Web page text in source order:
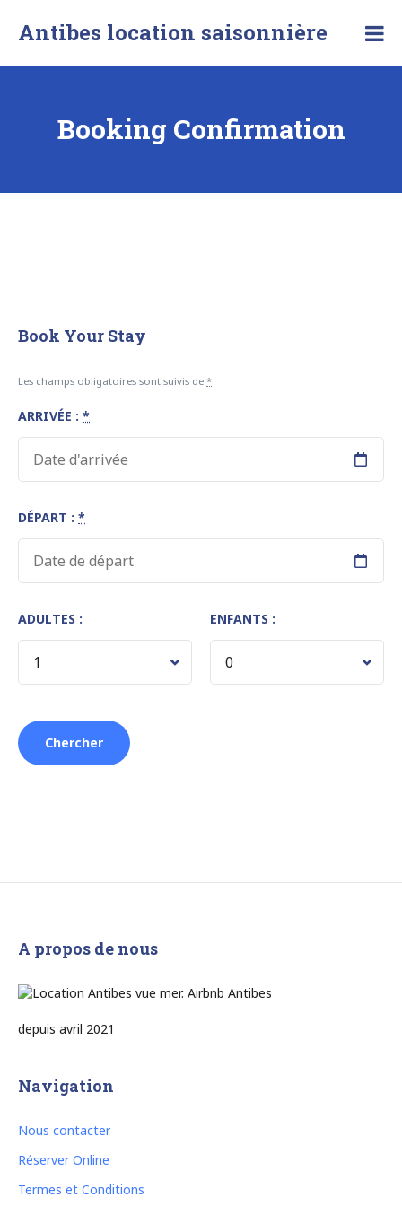
Antibes location saisonnière
Booking Confirmation
Book Your Stay
Les champs obligatoires sont suivis de *
ARRIVÉE : *
DÉPART : *
ADULTES : ENFANTS :
A propos de nous
depuis avril 2021
Navigation
Nous contacter
Réserver Online
Termes et Conditions